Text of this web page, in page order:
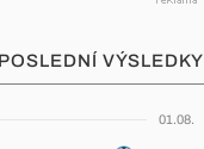
POSLEDNÍ VÝSLEDKY
01.08.